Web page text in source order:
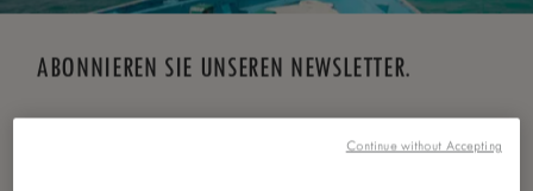
ABONNIEREN SIE UNSEREN NEWSLETTER.
Continue without Accepting